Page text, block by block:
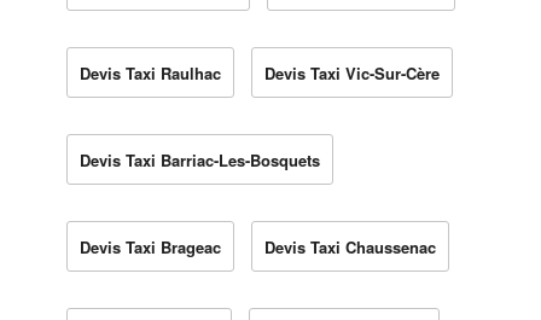
Devis Taxi Raulhac Devis Taxi Vic-Sur-Cère
Devis Taxi Barriac-Les-Bosquets
Devis Taxi Brageac Devis Taxi Chaussenac